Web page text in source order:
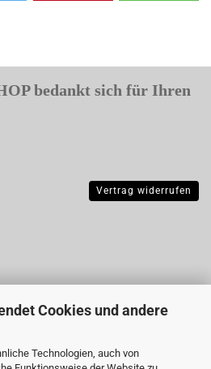
Cookies und andere
Technologien, auch von
bedankt sich für Ihren
Vertrag widerrufen